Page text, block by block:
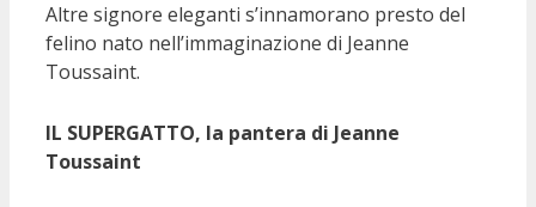
Altre signore eleganti s’innamorano presto del
felino nato nell’immaginazione di Jeanne
Toussaint.
IL SUPERGATTO, la pantera di Jeanne
Toussaint